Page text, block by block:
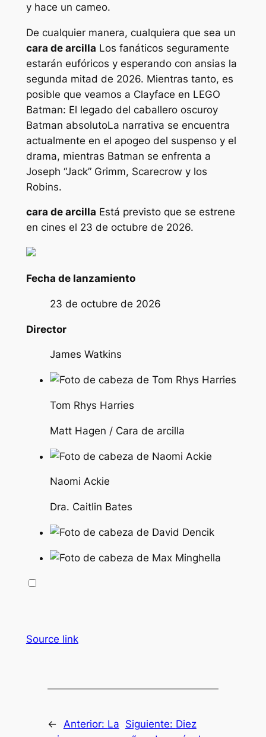
y hace un cameo.
De cualquier manera, cualquiera que sea un
cara de arcilla Los fanáticos seguramente
estarán eufóricos y esperando con ansias la
segunda mitad de 2026. Mientras tanto, es
posible que veamos a Clayface en LEGO
Batman: El legado del caballero oscuroy
Batman absolutoLa narrativa se encuentra
actualmente en el apogeo del suspenso y el
drama, mientras Batman se enfrenta a
Joseph “Jack” Grimm, Scarecrow y los
Robins.
cara de arcilla Está previsto que se estrene
en cines el 23 de octubre de 2026.
Fecha de lanzamiento
23 de octubre de 2026
Director
James Watkins
Tom Rhys Harries
Matt Hagen / Cara de arcilla
Naomi Ackie
Dra. Caitlin Bates
Source link
← Anterior: La Siguiente: Diez